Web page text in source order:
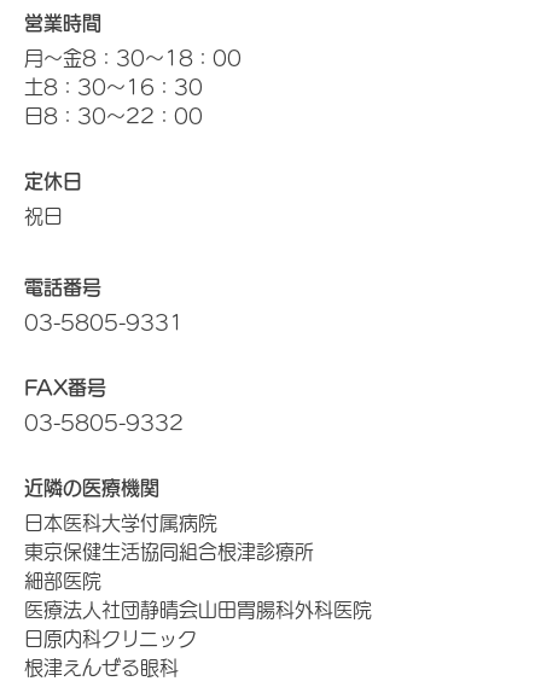
営業時間
月～金8：30～18：00
土8：30～16：30
日8：30～22：00
定休日
祝日
電話番号
03-5805-9331
FAX番号
03-5805-9332
近隣の医療機関
日本医科大学付属病院
東京保健生活協同組合根津診療所
細部医院
医療法人社団静晴会山田胃腸科外科医院
日原内科クリニック
根津えんぜる眼科